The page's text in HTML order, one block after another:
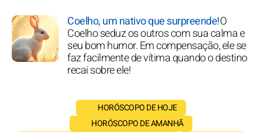
Coelho, um nativo que surpreende!O
Coelho seduz os outros com sua calma e
seu bom humor. Em compensação, ele se
faz facilmente de vítima quando o destino
recai sobre ele!
HORÓSCOPO DE HOJE
HORÓSCOPO DE AMANHÃ